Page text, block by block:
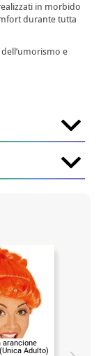
in morbido
durante tutta
e
arancione
Adulto)